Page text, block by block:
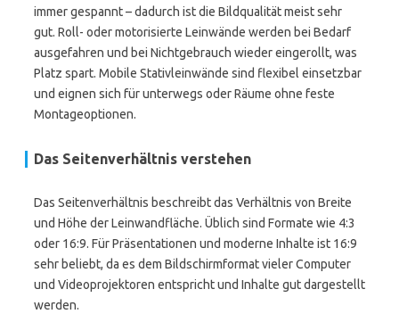
immer gespannt – dadurch ist die Bildqualität meist sehr
gut. Roll- oder motorisierte Leinwände werden bei Bedarf
ausgefahren und bei Nichtgebrauch wieder eingerollt, was
Platz spart. Mobile Stativleinwände sind flexibel einsetzbar
und eignen sich für unterwegs oder Räume ohne feste
Montageoptionen.
Das Seitenverhältnis verstehen
Das Seitenverhältnis beschreibt das Verhältnis von Breite
und Höhe der Leinwandfläche. Üblich sind Formate wie 4:3
oder 16:9. Für Präsentationen und moderne Inhalte ist 16:9
sehr beliebt, da es dem Bildschirmformat vieler Computer
und Videoprojektoren entspricht und Inhalte gut dargestellt
werden.